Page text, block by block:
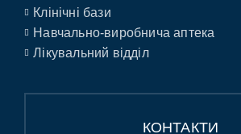
Клінічні бази
Навчально-виробнича аптека
Лікувальний відділ
КОНТАКТИ